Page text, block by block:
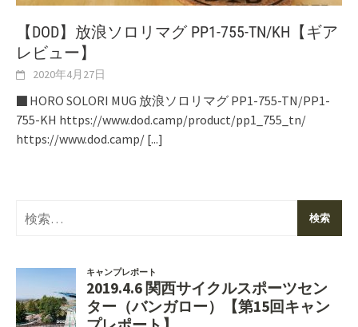
【DOD】放浪ソロリマグ PP1-755-TN/KH【ギア
レビュー】
2020年4月27日
■ HORO SOLORI MUG 放浪ソロリマグ PP1-755-TN/PP1-
755-KH https://www.dod.camp/product/pp1_755_tn/
https://www.dod.camp/ [...]
検
索: